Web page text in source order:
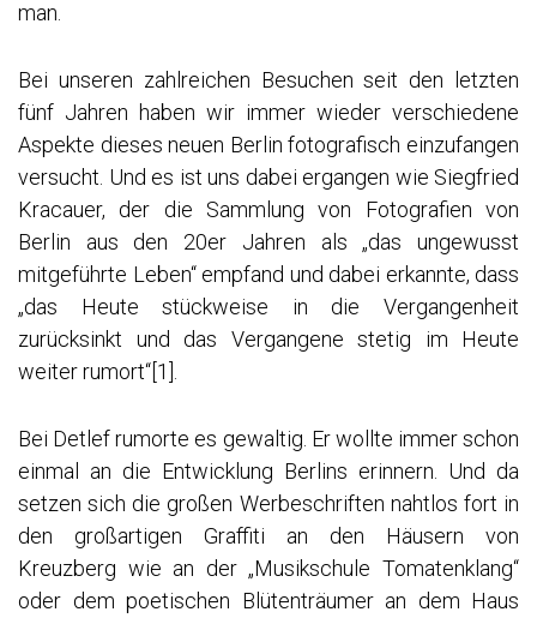
man.
Bei unseren zahlreichen Besuchen seit den letzten
fünf Jahren haben wir immer wieder verschiedene
Aspekte dieses neuen Berlin fotografisch einzufangen
versucht. Und es ist uns dabei ergangen wie Siegfried
Kracauer, der die Sammlung von Fotografien von
Berlin aus den 20er Jahren als „das ungewusst
mitgeführte Leben“ empfand und dabei erkannte, dass
„das Heute stückweise in die Vergangenheit
zurücksinkt und das Vergangene stetig im Heute
weiter rumort“[1]
Bei Detlef rumorte es gewaltig. Er wollte immer schon
einmal an die Entwicklung Berlins erinnern. Und da
setzen sich die großen Werbeschriften nahtlos fort in
den großartigen Graffiti an den Häusern von
Kreuzberg wie an der „Musikschule Tomatenklang“
oder dem poetischen Blütenträumer an dem Haus